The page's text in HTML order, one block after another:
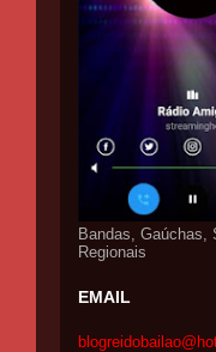
Bandas, Gaúchas,
Regionais
EMAIL